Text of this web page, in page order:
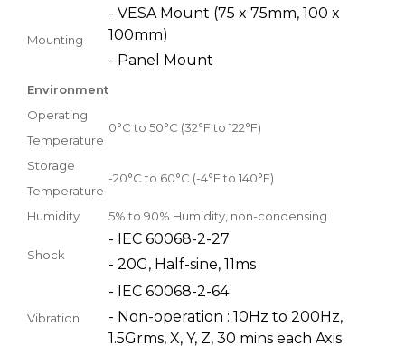
Mounting
- VESA Mount (75 x 75mm, 100 x
100mm)
- Panel Mount
Environment
Operating
Temperature
0°C to 50°C (32°F to 122°F)
Storage
Temperature
-20°C to 60°C (-4°F to 140°F)
Humidity 5% to 90% Humidity, non-condensing
Shock
- IEC 60068-2-27
- 20G, Half-sine, 11ms
Vibration
- IEC 60068-2-64
- Non-operation : 10Hz to 200Hz,
1.5Grms, X, Y, Z, 30 mins each Axis